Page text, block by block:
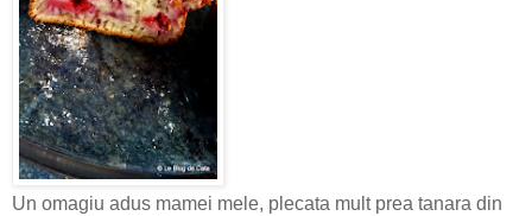
Un omagiu adus mamei mele, plecata mult prea tanara din